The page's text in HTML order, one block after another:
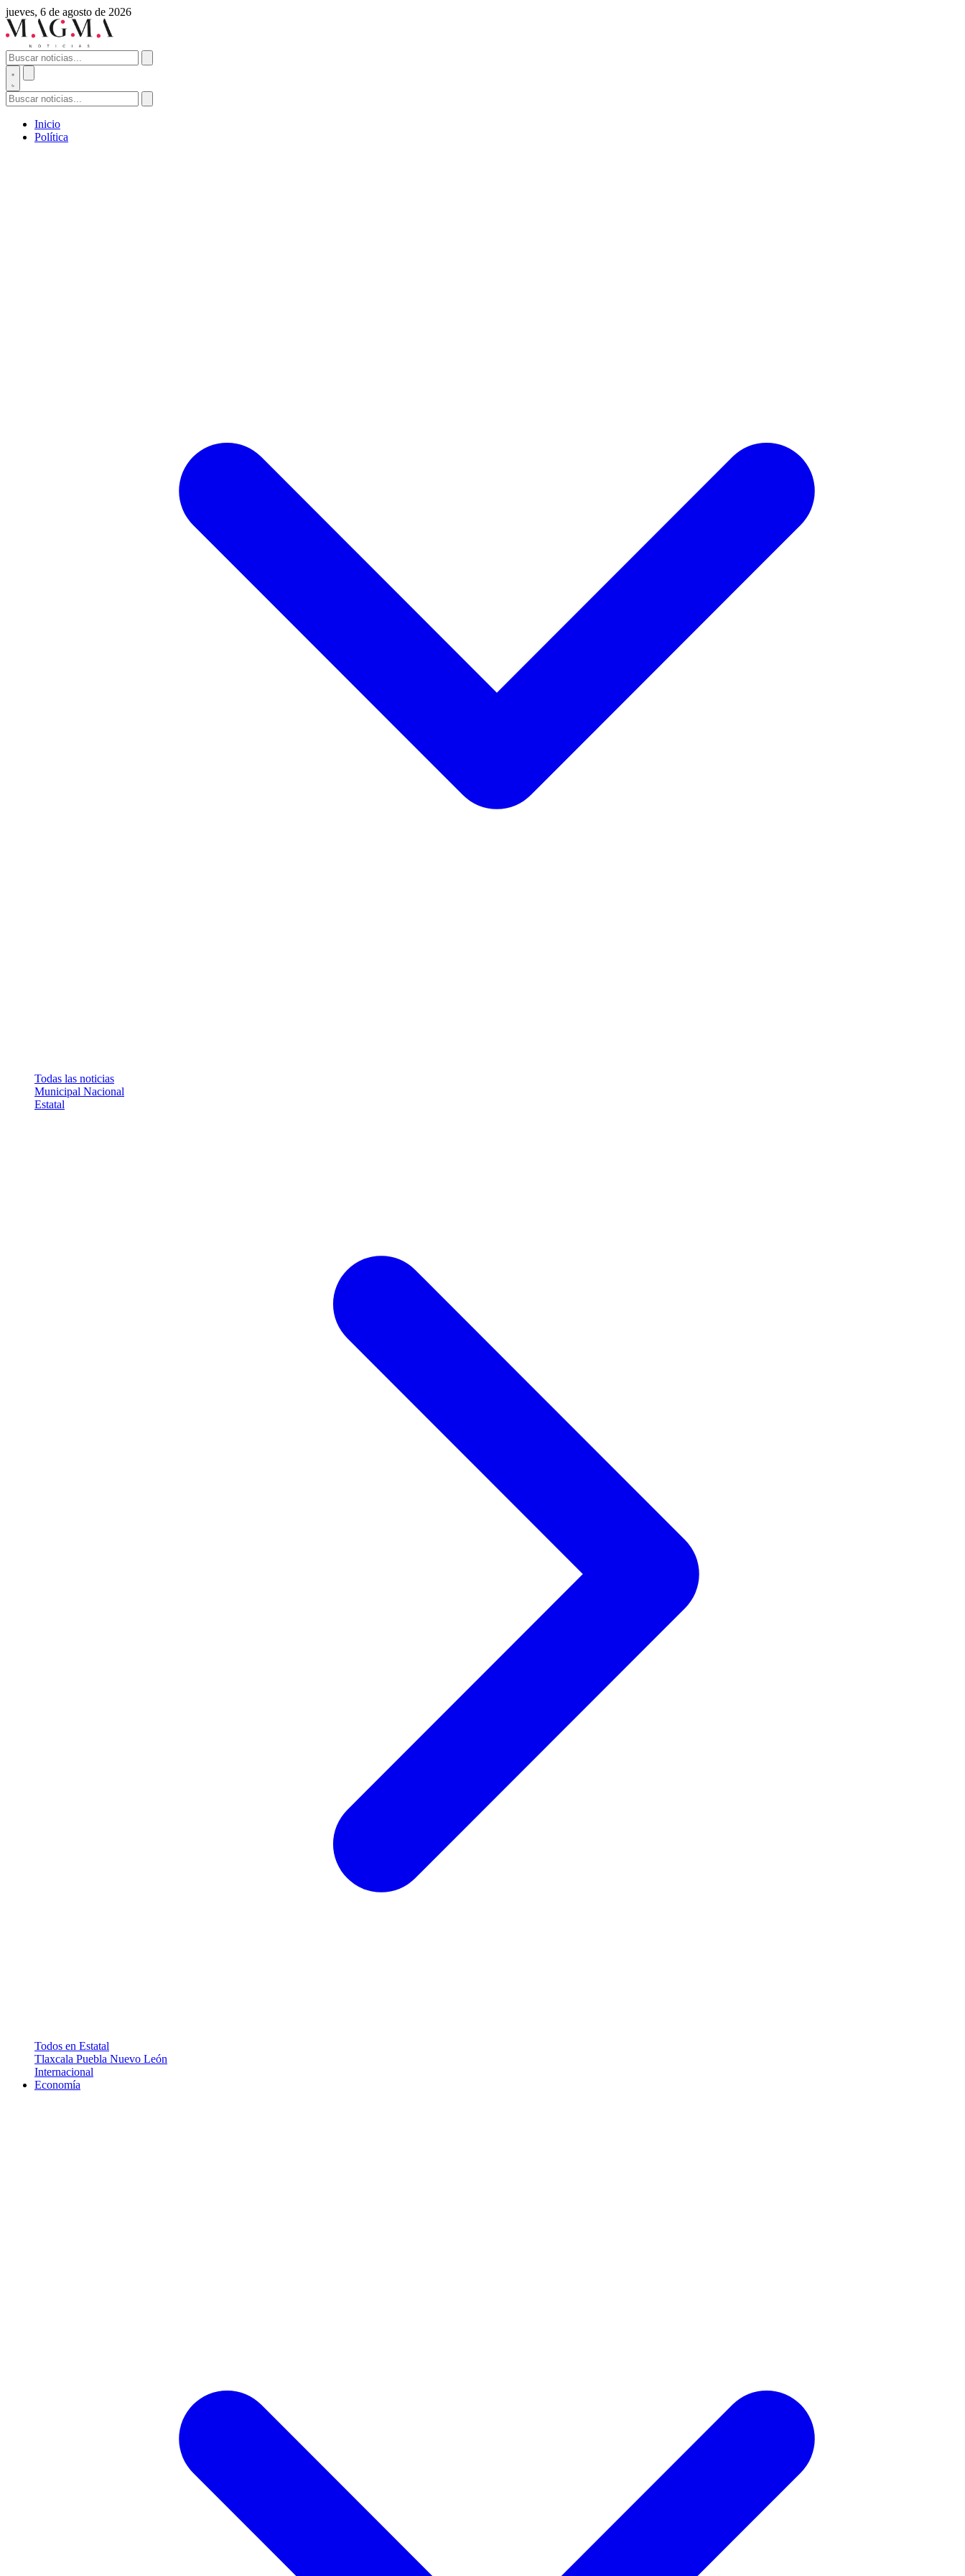
jueves, 6 de agosto de 2026
Inicio
Política
Todas las noticias
Municipal Nacional
Estatal
Todos en Estatal
Tlaxcala Puebla Nuevo León
Internacional
Economía